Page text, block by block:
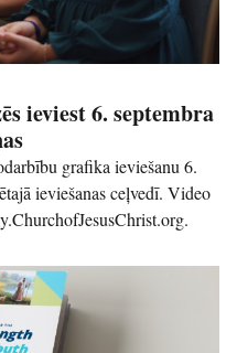
ieviest 6. septembra
grafika ieviešanu 6.
ieviešanas ceļvedī. Video